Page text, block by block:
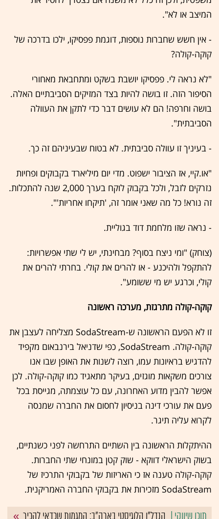
המיצב או לא".
- אין חשש שחברות נוספות, דוגמת פפסיקו, ילכו בדרכה של
קוקה-קולה?
"לא נראה לי. פפסיקו יושבת בשקט ומתחבאת מאחורי
הסיפור הזה. זו בושה להיות בצד המזיקים הסביבתיים האלה.
בושה וחרפה! הם לא עושים דבר כדי לתקן את העוולה
הסביבתית".
- בעיניך זו עוולה סביבתית. לא בטוח שבעיניהם זה כך.
"או.קיי, אז הציבור ישפוט. מדי יום מיליארד בקבוקים ופחיות
נזרקים לזבל, ולכל בקבוק לוקח בערך 2,000 שנה להתכלות.
זה נורא! כל מה שאני אומר זה, 'תיקחו אחריות'".
- נראה שזו מלחמת דוד בגוליית.
(צוחק) "ומי ניצח בסוף? מבחינתי, יש לי שתי אפשרויות:
להתקפל ולהיכנע - או להרים את קולי. בחרתי להרים את
קולי, וכרגע יש מי ששומע".
קוקה-קולה מתרגזת, מערכה ראשונה
זו לא הפעם הראשונה ש-SodaStream מצליחה לעצבן את
קוקה-קולה. SodaStream, כפי שדניאל בירנבאום מקפיד
להדגיש בראיונות עמו, רוצה לשנות את האופן שבו אנו
צורכים משקאות מוגזים, בעיקר מתאגיד כמו קוקה-קולה. לכן
אפשר להבין מדוע האחרונה, עם כל עוצמתה, מגייסת בכל
פעם את עורכי דינה בניסיון לחסום את החברה שמנסה
לקרוא עליה תיגר.
ההיתקלות הראשונה בין השתיים התרחשה לפני כשנתיים,
בשוק הישראלי דווקא - שוק קטן במונחי שתי החברות.
קוקה-קולה טענה אז כי האריזות של בקבוקי התרכיז של
SodaStream מזכירות את בקבוקי החברה האמריקנית.
הנדל"ן הלוגיסטי בארה"ב: המגמות שכדאי להכיר